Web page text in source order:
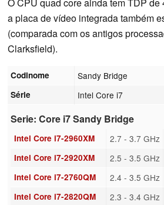
a placa de vídeo integrada também
(comparada com os antigos
Clarksfield).
Codinome Sandy Bridge
Série Intel Core i7
Serie: Core i7 Sandy Bridge
Intel Core i7-2960XM 2.7 - 3.7 GHz
Intel Core i7-2920XM 2.5 - 3.5 GHz
Intel Core i7-2760QM 2.4 - 3.5 GHz
Intel Core i7-2820QM 2.3 - 3.4 GHz